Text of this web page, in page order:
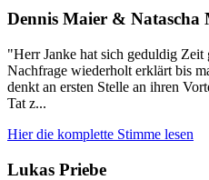
Dennis Maier & Natascha
"Herr Janke hat sich geduldig Zeit
Nachfrage wiederholt erklärt bis
denkt an ersten Stelle an ihren
Tat z...
Hier die komplette Stimme lesen
Lukas Priebe